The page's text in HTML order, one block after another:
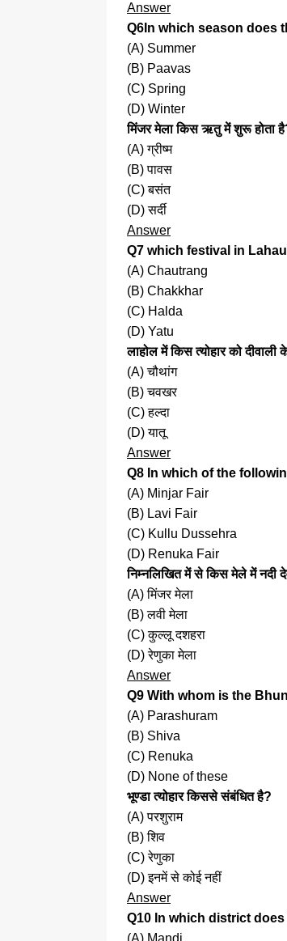
Answer
Q6In which season does
(A) Summer
(B) Paavas
(C) Spring
(D) Winter
मिंजर मेला किस ऋतु में शुरू होता
(A) ग्रीष्म
(B) पावस
(C) बसंत
(D) सर्दी
Answer
Q7 which festival in
(A) Chautrang
(B) Chakkhar
(C) Halda
(D) Yatu
लाहोल में किस त्योहार को दीवाली
(A) चौथांग
(B) चवखर
(C) हल्दा
(D) यातू
Answer
Q8 In which of the
(A) Minjar Fair
(B) Lavi Fair
(C) Kullu Dussehra
(D) Renuka Fair
निम्नलिखित में से किस मेले में नदी
(A) मिंजर मेला
(B) लवी मेला
(C) कुल्लू दशहरा
(D) रेणुका मेला
Answer
Q9 With whom is the
(A) Parashuram
(B) Shiva
(C) Renuka
(D) None of these
भूण्डा त्योहार किससे संबंधित है?
(A) परशुराम
(B) शिव
(C) रेणुका
(D) इनमें से कोई नहीं
Answer
Q10 In which district
(A) Mandi